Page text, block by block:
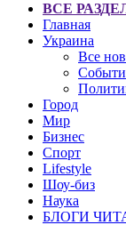
ВСЕ
Главная
Украина
Все
Город
Мир
Бизнес
Спорт
Lifestyle
Шоу-биз
Наука
БЛОГИ